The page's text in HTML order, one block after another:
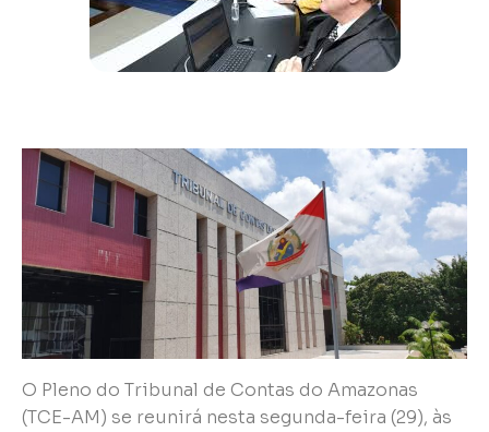
O Pleno do Tribunal de Contas do Amazonas
(TCE-AM) se reunirá nesta segunda-feira (29), às